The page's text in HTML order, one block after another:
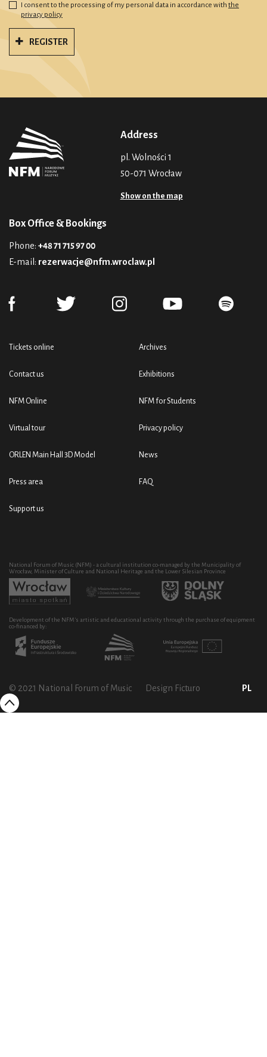
I consent to the processing of my personal data in accordance with the
privacy policy
REGISTER
Address
pl. Wolności 1
50-071 Wrocław
Show on the map
Box Office & Bookings
Phone: +48 71 715 97 00
E-mail: rezerwacje@nfm.wroclaw.pl
Tickets online
Contact us
NFM Online
Virtual tour
ORLEN Main Hall 3D Model
Press area
Support us
Archives
Exhibitions
NFM for Students
Privacy policy
News
FAQ
National Forum of Music (NFM) - a cultural institution co-managed by the Municipality of
Wrocław, Minister of Culture and National Heritage and the Lower Silesian Province
Development of the NFM's artistic and educational activity through the purchase of equipment
co-financed by:
© 2021 National Forum of Music Design Ficturo PL